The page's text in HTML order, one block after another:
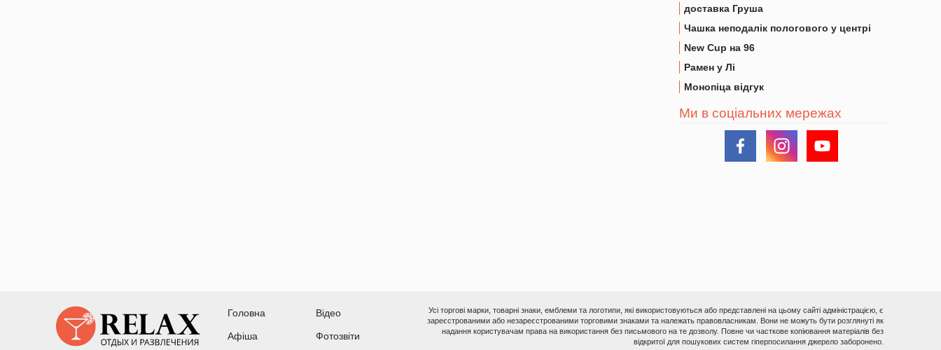
доставка Груша
Чашка неподалік пологового у центрі
New Cup на 96
Рамен у Лі
Монопіца відгук
Ми в соціальних мережах
Головна
Афіша
Відео
Фотозвіти
Усі торгові марки, товарні знаки, емблеми та логотипи, які використовуються або представлені на цьому сайті адміністрацією, є
зареєстрованими або незареєстрованими торговими знаками та належать правовласникам. Вони не можуть бути розглянуті як
надання користувачам права на використання без письмового на те дозволу. Повне чи часткове копіювання матеріалів без
відкритої для пошукових систем гіперпосилання джерело заборонено.